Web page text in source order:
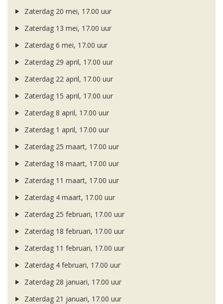
Zaterdag 20 mei, 17.00 uur
Zaterdag 13 mei, 17.00 uur
Zaterdag 6 mei, 17.00 uur
Zaterdag 29 april, 17.00 uur
Zaterdag 22 april, 17.00 uur
Zaterdag 15 april, 17.00 uur
Zaterdag 8 april, 17.00 uur
Zaterdag 1 april, 17.00 uur
Zaterdag 25 maart, 17.00 uur
Zaterdag 18 maart, 17.00 uur
Zaterdag 11 maart, 17.00 uur
Zaterdag 4 maart, 17.00 uur
Zaterdag 25 februari, 17.00 uur
Zaterdag 18 februari, 17.00 uur
Zaterdag 11 februari, 17.00 uur
Zaterdag 4 februari, 17.00 uur
Zaterdag 28 januari, 17.00 uur
Zaterdag 21 januari, 17.00 uur